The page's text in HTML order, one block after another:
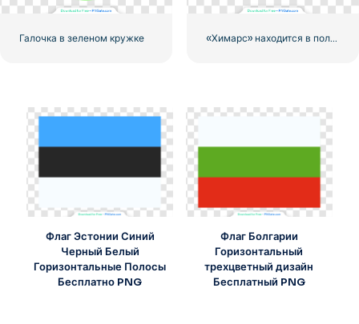
Галочка в зеленом кружке «Химарс» находится в полной боевой готовности
Флаг Эстонии Синий
Черный Белый
Горизонтальные Полосы
Бесплатно PNG
Флаг Болгарии
Горизонтальный
трехцветный дизайн
Бесплатный PNG